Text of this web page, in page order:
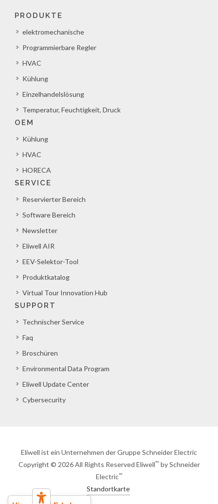
PRODUKTE
elektromechanische
Programmierbare Regler
HVAC
Kühlung
Einzelhandelslösung
Temperatur, Feuchtigkeit, Druck
OEM
Kühlung
HVAC
HORECA
SERVICE
Reservierter Bereich
Software Bereich
Newsletter
Eliwell AIR
EEV-Selektor-Tool
Produktkatalog
Virtual Tour Innovation Hub
SUPPORT
Technischer Service
Faq
Broschüren
Environmental Data Program
Eliwell Update Center
Cybersecurity
Eliwell ist ein Unternehmen der Gruppe Schneider Electric
Copyright © 2026 All Rights Reserved Eliwell™ by Schneider
Electric™
Standortkarte